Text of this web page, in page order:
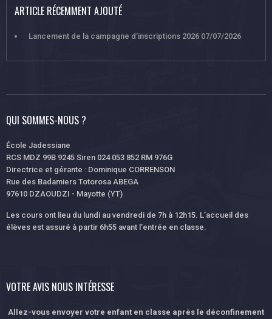
ARTICLE RÉCEMMENT AJOUTÉ
Lancement de la campagne d’inscriptions 2026 07/07/2026
QUI SOMMES-NOUS ?
École Jadessiane
RCS MDZ 99B 9245 Siren 024 053 852 RM 976G
Directrice et gérante : Dominique CORRENSON
Rue des Badamiers Totorosa ABEGA
97610 DZAOUDZI - Mayotte (YT)
Les cours ont lieu du lundi au vendredi de 7h à 12h15. L’accueil des
élèves est assuré à partir 6h55 avant l’entrée en classe.
VOTRE AVIS NOUS INTÉRESSE
Allez-vous envoyer votre enfant en classe après le déconfinement